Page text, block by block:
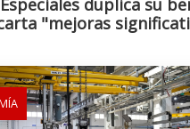
duplica su
"mejoras